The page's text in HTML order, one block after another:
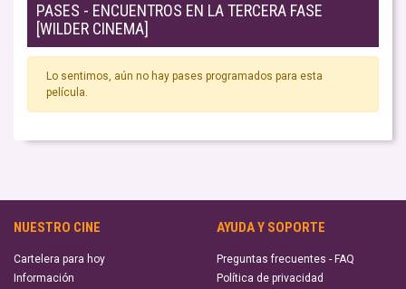
PASES - ENCUENTROS EN LA TERCERA FASE
[WILDER CINEMA]
Lo sentimos, aún no hay pases programados para esta
película.
NUESTRO CINE
Cartelera para hoy
Información
AYUDA Y SOPORTE
Preguntas frecuentes - FAQ
Política de privacidad